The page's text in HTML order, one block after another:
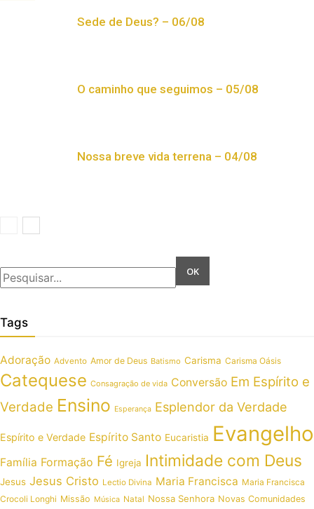
Sede de Deus? – 06/08
O caminho que seguimos – 05/08
Nossa breve vida terrena – 04/08
Tags
Adoração Advento Amor de Deus Batismo Carisma Carisma Oásis
Catequese Consagração de vida Conversão Em Espírito e
Verdade Ensino Esperança Esplendor da Verdade
Espírito e Verdade Espírito Santo Eucaristia Evangelho
Família Formação Fé Igreja Intimidade com Deus
Jesus Jesus Cristo Lectio Divina Maria Francisca Maria Francisca
Crocoli Longhi Missão Música Natal Nossa Senhora Novas Comunidades